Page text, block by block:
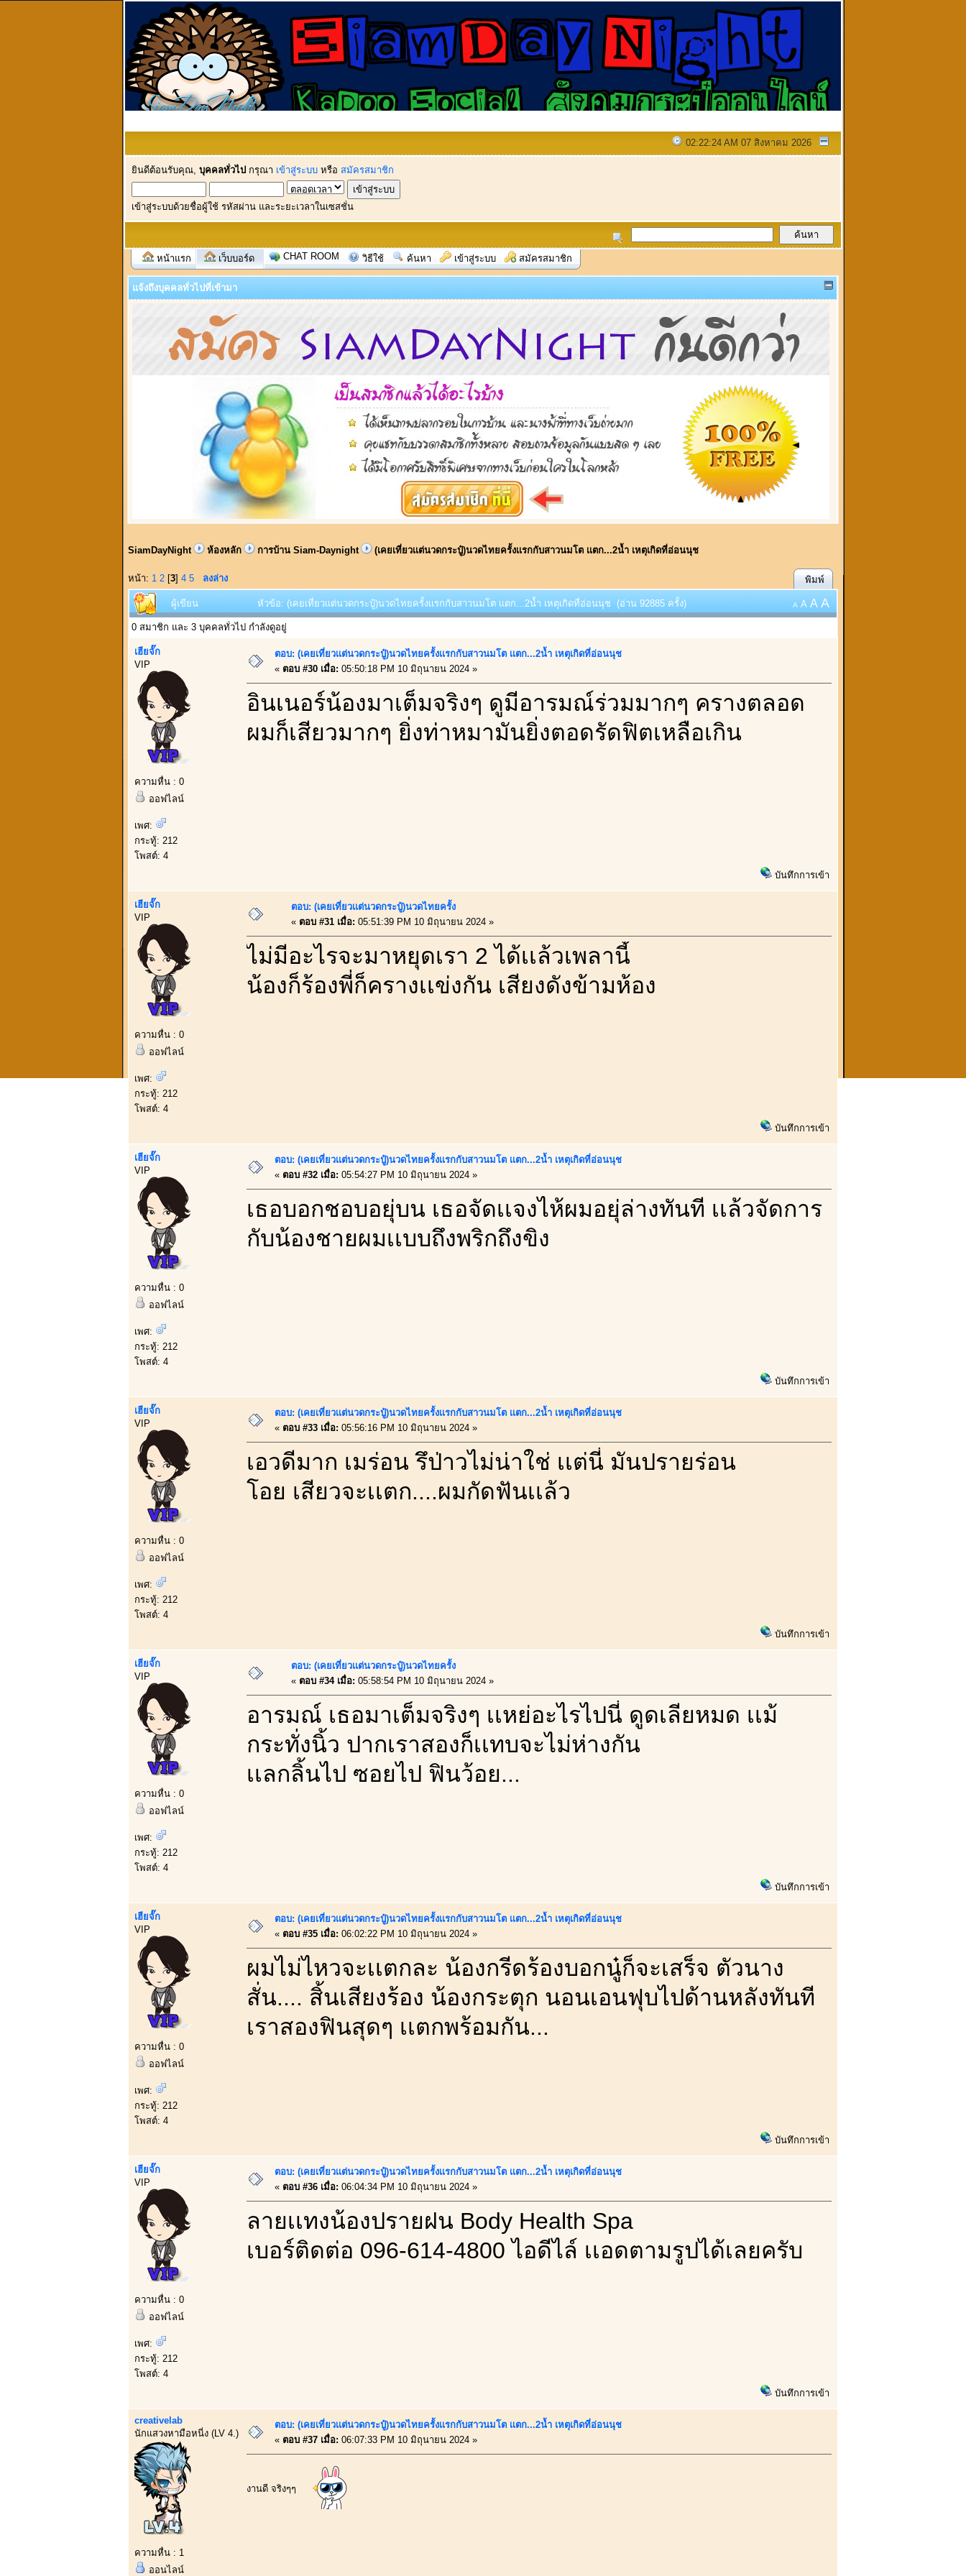
02:22:24 AM 07 สิงหาคม 2026
ยินดีต้อนรับคุณ, บุคคลทั่วไป กรุณา เข้าสู่ระบบ หรือ สมัครสมาชิก
เข้าสู่ระบบด้วยชื่อผู้ใช้ รหัสผ่าน และระยะเวลาในเซสชั่น
หน้าแรก เว็บบอร์ด CHAT ROOM วิธีใช้ ค้นหา เข้าสู่ระบบ สมัครสมาชิก
แจ้งถึงบุคคลทั่วไปที่เข้ามา
SiamDayNight ห้องหลัก การบ้าน Siam-Daynight (เคยเที่ยวเเต่นวดกระปู๋)นวดไทยครั้งเเรกกับสาวนมโต เเตก...2น้ำ เหตุเกิดที่อ่อนนุช
หน้า: 1 2 [3] 4 5 ลงล่าง พิมพ์
ผู้เขียน หัวข้อ: (เคยเที่ยวเเต่นวดกระปู๋)นวดไทยครั้งเเรกกับสาวนมโต เเตก...2น้ำ เหตุเกิดที่อ่อนนุช (อ่าน 92885 ครั้ง) A A A A
0 สมาชิก และ 3 บุคคลทั่วไป กำลังดูอยู่
เฮียจั๊ก
VIP
ความหื่น : 0
ออฟไลน์
เพศ:
กระทู้: 212
โพสต์: 4
ตอบ: (เคยเที่ยวเเต่นวดกระปู๋)นวดไทยครั้งเเรกกับสาวนมโต เเตก...2น้ำ เหตุเกิดที่อ่อนนุช
« ตอบ #30 เมื่อ: 05:50:18 PM 10 มิถุนายน 2024 »
อินเนอร์น้องมาเต็มจริงๆ ดูมีอารมณ์ร่วมมากๆ ครางตลอด
ผมก็เสียวมากๆ ยิ่งท่าหมามันยิ่งตอดรัดฟิตเหลือเกิน
บันทึกการเข้า
เฮียจั๊ก
VIP
ความหื่น : 0
ออฟไลน์
เพศ:
กระทู้: 212
โพสต์: 4
ตอบ: (เคยเที่ยวเเต่นวดกระปู๋)นวดไทยครั้ง
« ตอบ #31 เมื่อ: 05:51:39 PM 10 มิถุนายน 2024 »
ไม่มีอะไรจะมาหยุดเรา 2 ได้เเล้วเพลานี้
น้องก็ร้องพี่ก็ครางเเข่งกัน เสียงดังข้ามห้อง
บันทึกการเข้า
เฮียจั๊ก
VIP
ความหื่น : 0
ออฟไลน์
เพศ:
กระทู้: 212
โพสต์: 4
ตอบ: (เคยเที่ยวเเต่นวดกระปู๋)นวดไทยครั้งเเรกกับสาวนมโต เเตก...2น้ำ เหตุเกิดที่อ่อนนุช
« ตอบ #32 เมื่อ: 05:54:27 PM 10 มิถุนายน 2024 »
เธอบอกชอบอยุ่บน เธอจัดเเจงไห้ผมอยุ่ล่างทันที เเล้วจัดการ
กับน้องชายผมเเบบถึงพริกถึงขิง
บันทึกการเข้า
เฮียจั๊ก
VIP
ความหื่น : 0
ออฟไลน์
เพศ:
กระทู้: 212
โพสต์: 4
ตอบ: (เคยเที่ยวเเต่นวดกระปู๋)นวดไทยครั้งเเรกกับสาวนมโต เเตก...2น้ำ เหตุเกิดที่อ่อนนุช
« ตอบ #33 เมื่อ: 05:56:16 PM 10 มิถุนายน 2024 »
เอวดีมาก เมร่อน รึป่าวไม่น่าใช่ เเต่นี่ มันปรายร่อน
โอย เสียวจะเเตก....ผมกัดฟันเเล้ว
บันทึกการเข้า
เฮียจั๊ก
VIP
ความหื่น : 0
ออฟไลน์
เพศ:
กระทู้: 212
โพสต์: 4
ตอบ: (เคยเที่ยวเเต่นวดกระปู๋)นวดไทยครั้ง
« ตอบ #34 เมื่อ: 05:58:54 PM 10 มิถุนายน 2024 »
อารมณ์ เธอมาเต็มจริงๆ เเหย่อะไรไปนี่ ดูดเลียหมด เเม้
กระทั่งนิ้ว ปากเราสองก็เเทบจะไม่ห่างกัน
เเลกลิ้นไป ซอยไป ฟินว้อย...
บันทึกการเข้า
เฮียจั๊ก
VIP
ความหื่น : 0
ออฟไลน์
เพศ:
กระทู้: 212
โพสต์: 4
ตอบ: (เคยเที่ยวเเต่นวดกระปู๋)นวดไทยครั้งเเรกกับสาวนมโต เเตก...2น้ำ เหตุเกิดที่อ่อนนุช
« ตอบ #35 เมื่อ: 06:02:22 PM 10 มิถุนายน 2024 »
ผมไม่ไหวจะเเตกละ น้องกรีดร้องบอกนู๋ก็จะเสร็จ ตัวนาง
สั่น.... สิ้นเสียงร้อง น้องกระตุก นอนเอนฟุบไปด้านหลังทันที
เราสองฟินสุดๆ เเตกพร้อมกัน...
บันทึกการเข้า
เฮียจั๊ก
VIP
ความหื่น : 0
ออฟไลน์
เพศ:
กระทู้: 212
โพสต์: 4
ตอบ: (เคยเที่ยวเเต่นวดกระปู๋)นวดไทยครั้งเเรกกับสาวนมโต เเตก...2น้ำ เหตุเกิดที่อ่อนนุช
« ตอบ #36 เมื่อ: 06:04:34 PM 10 มิถุนายน 2024 »
ลายเเทงน้องปรายฝน Body Health Spa
เบอร์ติดต่อ 096-614-4800 ไอดีไล์ เเอดตามรูปได้เลยครับ
บันทึกการเข้า
creativelab
นักแสวงหามือหนี่ง (LV 4.)
ความหื่น : 1
ออนไลน์
ตอบ: (เคยเที่ยวเเต่นวดกระปู๋)นวดไทยครั้งเเรกกับสาวนมโต เเตก...2น้ำ เหตุเกิดที่อ่อนนุช
« ตอบ #37 เมื่อ: 06:07:33 PM 10 มิถุนายน 2024 »
งานดี จริงๆๆ